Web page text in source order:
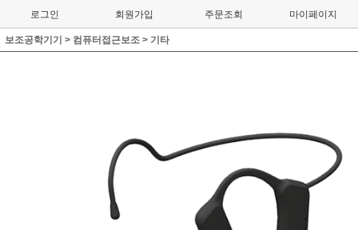
로그인 회원가입 주문조회 마이페이지
보조공학기기 > 컴퓨터접근보조 > 기타